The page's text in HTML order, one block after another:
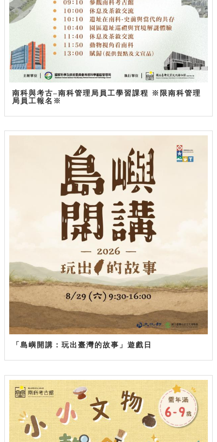
南科與考古–南科管理局員工學習課程 ※限南科管理
局員工報名※
「島嶼開講：玩出臺灣的故事」遊戲日